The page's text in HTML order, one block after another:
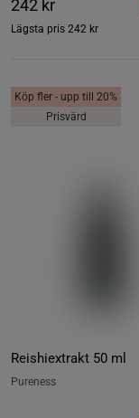
242 kr
Lägsta pris 242 kr
Köp fler - upp till 20%
Prisvärd
Reishiextrakt 50 ml
Pureness